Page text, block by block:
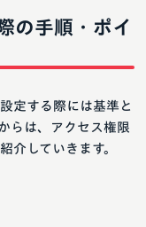
の手順・ポイ
定する際には基準と
らは、アクセス権限
介していきます。